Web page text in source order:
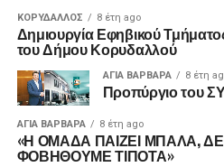
ΚΟΡΥΔΑΛΛΟΣ 8 έτη ago
Δημιουργία Εφηβικού
του Δήμου Κορυδαλλού
ΑΓΙΑ ΒΑΡΒΑΡΑ 8 έτη
Προπύργιο του
ΑΓΙΑ ΒΑΡΒΑΡΑ 8 έτη ago
«Η ΟΜΑΔΑ ΠΑΙΖΕΙ ΜΠΑΛΑ,
ΦΟΒΗΘΟΥΜΕ ΤΙΠΟΤΑ»